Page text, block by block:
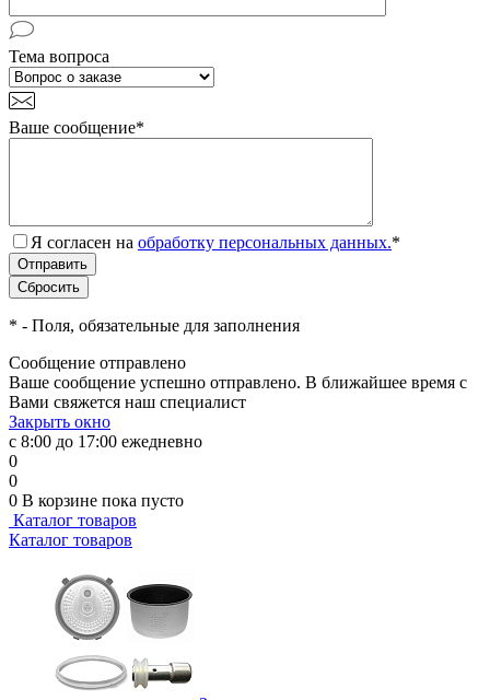
Тема вопроса
Ваше сообщение*
Я согласен на обработку персональных данных.*
* - Поля, обязательные для заполнения
Сообщение отправлено
Ваше сообщение успешно отправлено. В ближайшее время с
Вами свяжется наш специалист
Закрыть окно
с 8:00 до 17:00 ежедневно
0
0
0 В корзине пока пусто
Каталог товаров
Каталог товаров